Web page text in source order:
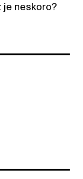
neskoro?